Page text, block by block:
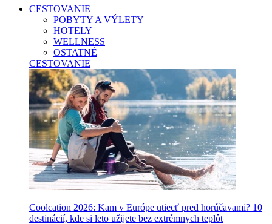
CESTOVANIE
POBYTY A VÝLETY
HOTELY
WELLNESS
OSTATNÉ
CESTOVANIE
Coolcation 2026: Kam v Európe utiecť pred horúčavami? 10
destinácií, kde si leto užijete bez extrémnych teplôt